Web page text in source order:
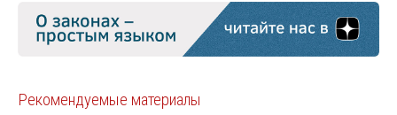
Рекомендуемые материалы